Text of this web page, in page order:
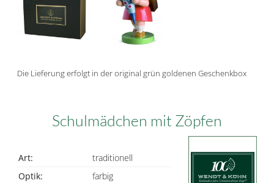
Die Lieferung erfolgt in der original grün goldenen Geschenkbox
Schulmädchen mit Zöpfen
Art:
traditionell
Optik:
farbig